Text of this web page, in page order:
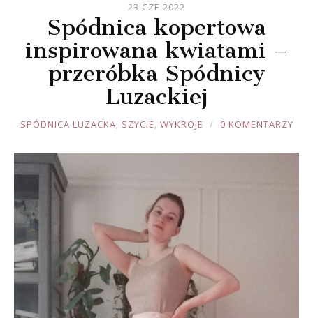
23 CZE 2022
Spódnica kopertowa
inspirowana kwiatami –
przeróbka Spódnicy
Luzackiej
JOULE
SPÓDNICA LUZACKA, SZYCIE, WYKROJE 0 KOMENTARZY